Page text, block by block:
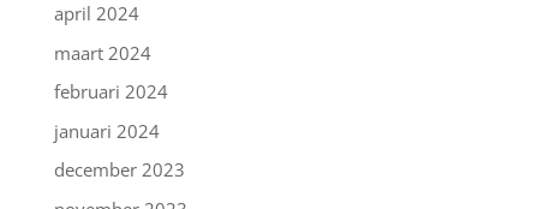
april 2024
maart 2024
februari 2024
januari 2024
december 2023